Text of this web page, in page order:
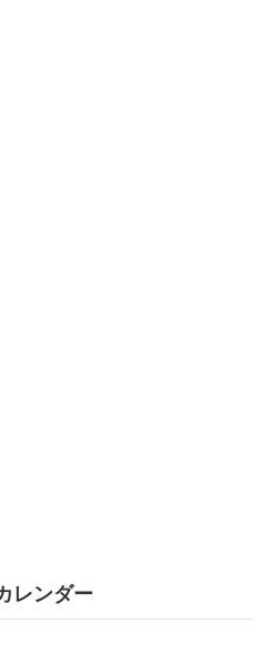
レンダー